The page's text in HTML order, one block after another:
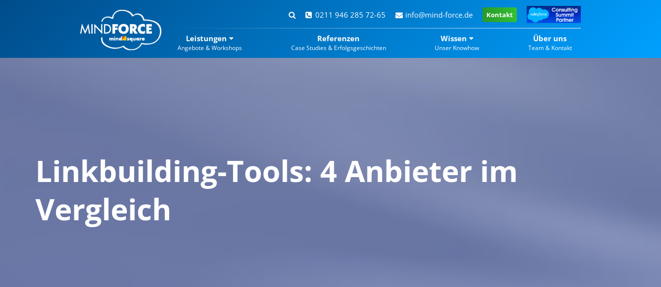
0211 946 285 72-65 info@mind-force.de Kontakt
Leistungen
Angebote & Workshops
Referenzen
Case Studies & Erfolgsgeschichten
Wissen
Unser Knowhow
Über uns
Team & Kontakt
Linkbuilding-Tools: 4 Anbieter im
Vergleich